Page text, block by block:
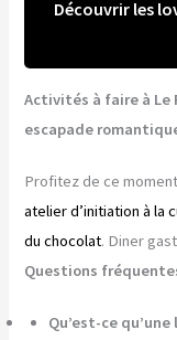
Découvrir les
Activités à faire à Le
escapade
Profitez de ce
atelier d’initiation à la
du chocolat. Diner
Questions
Qu’est-ce